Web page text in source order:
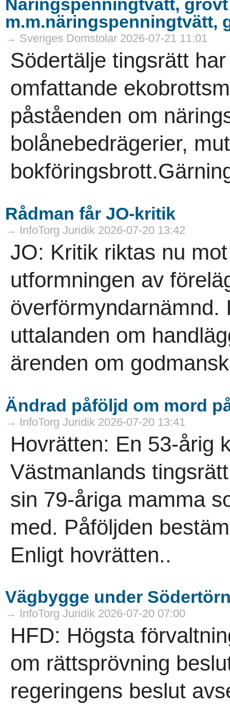
Näringspenningtvätt,
m.m.näringspenningtvätt,
→ Sveriges Domstolar 2026-07-21 11:01
Södertälje tingsrätt
omfattande
påståenden om
bolånebedrägerier,
Rådman får JO-kritik
→ InfoTorg Juridik 2026-07-20 13:42
JO: Kritik riktas nu
utformningen av
överförmyndarnämnd.
uttalanden om
ärenden om
Ändrad påföljd om mord
→ InfoTorg Juridik 2026-07-20 13:41
Hovrätten: En 53-årig
Västmanlands
sin 79-åriga mamma
med. Påföljden
Enligt hovrätten..
Vägbygge under
→ InfoTorg Juridik 2026-07-20 07:00
HFD: Högsta
om rättsprövning
regeringens beslut